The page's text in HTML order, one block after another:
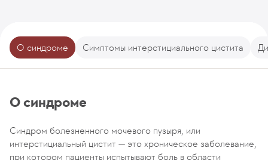
О синдроме Симптомы интерстициального цистита
О синдроме
Синдром болезненного мочевого пузыря, или
интерстициальный цистит — это хроническое заболевание,
при котором пациенты испытывают боль в области